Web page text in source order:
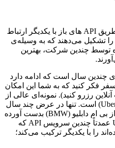
شرکت‌های به هم وابسته که از طریق API های باز با یکدیگر ارتباط
دارند، یک اکوسیستم واقعی API را تشکیل می‌دهند که به وسیله‌ی
توسط چندین شرکت، بهترین
چندین سال است که ادامه دارد
فکر کنید که به شما این امکان
رزرو کنید). نمونه‌ای عالی از
این روند، داستان موفقیت اوبر (Uber) است. تنها در عرض چند سال
این شرکت ارزش بازاری بیشتر از بی ام دابلیو (BMW) بدست آورده
است. این در حالی است که Uber عمدتاً چندین سرویس API که
را با یکدیگر ترکیب می‌کند؛